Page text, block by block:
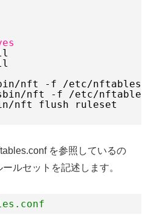
nft -f /etc/nftables
nft -f /etc/nftables
nft
flush ruleset
を参照しているの
ルセットを記述します。